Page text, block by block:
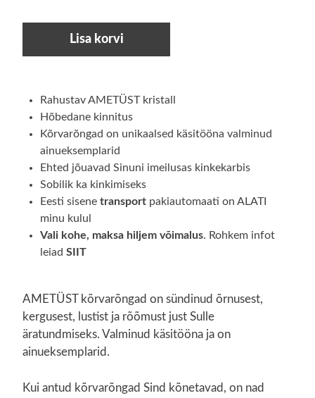
Rahustav AMETÜST kristall
Hõbedane kinnitus
Kõrvarõngad on unikaalsed käsitööna valminud
ainueksemplarid
Ehted jõuavad Sinuni imeilusas kinkekarbis
Sobilik ka kinkimiseks
Eesti sisenetransport pakiautomaati on ALATI
minu kulul
Vali kohe, maksa hiljem võimalus. Rohkem infot
leiadSIIT
AMETÜST kõrvarõngad on sündinud õrnusest,
kergusest, lustist ja rõõmust just Sulle
äratundmiseks. Valminud käsitööna ja on
ainueksemplarid.
Kui antud kõrvarõngad Sind kõnetavad, on nad
Lisa korvi